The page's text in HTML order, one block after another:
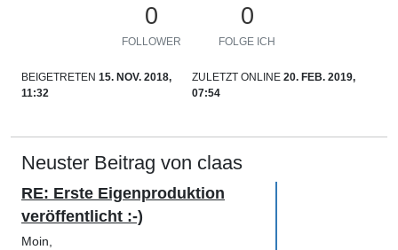
0
FOLLOWER
0
FOLGE ICH
BEIGETRETEN 15. NOV. 2018,
11:32
ZULETZT ONLINE 20. FEB. 2019,
07:54
Neuster Beitrag von claas
RE: Erste Eigenproduktion
veröffentlicht :-)
Moin,